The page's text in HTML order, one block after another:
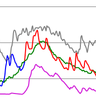
Data ranges from 2025-
m3 /s. Data ranges from